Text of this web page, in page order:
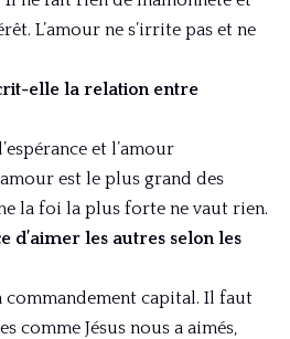
L’amour ne s’irrite pas et ne
elle la relation entre
et l’amour
est le plus grand des
la foi la plus forte ne vaut rien.
d’aimer les autres selon les
commandement capital. Il faut
comme Jésus nous a aimés,